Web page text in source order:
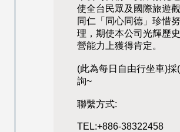
使全台民眾及國際旅遊
同仁「同心同德」珍惜
理，期使本公司光輝歷
營能力上獲得肯定。
(此為每日自由行坐車)
詢~
聯繫方式:
TEL:+886-38322458